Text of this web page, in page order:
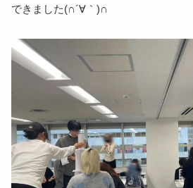
できました(∩´∀｀)∩